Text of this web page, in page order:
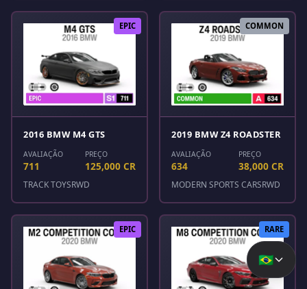
EPIC
2016 BMW M4 GTS
AVALIAÇÃO
711
PREÇO
125,000 CR
TRACK TOYSRWD
COMMON
2019 BMW Z4 ROADSTER
AVALIAÇÃO
634
PREÇO
38,000 CR
MODERN SPORTS CARSRWD
EPIC RARE
🇧🇷